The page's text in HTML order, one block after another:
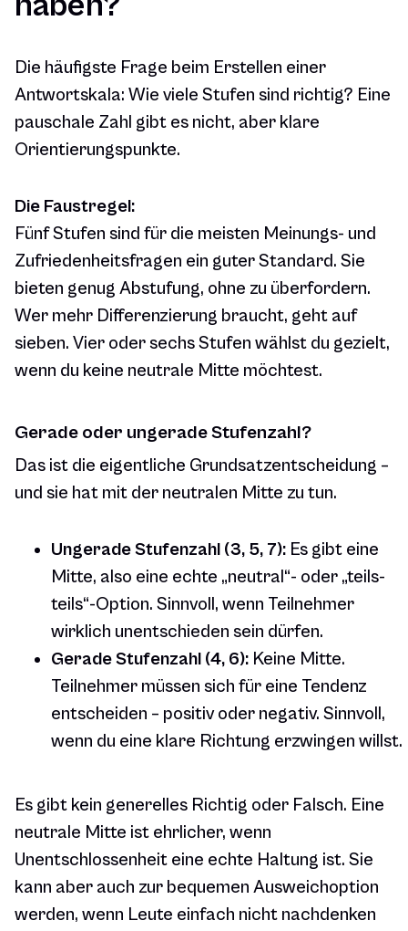
Die häufigste Frage beim Erstellen einer
Antwortskala: Wie viele Stufen sind richtig? Eine
pauschale Zahl gibt es nicht, aber klare
Orientierungspunkte.
Die Faustregel:
Fünf Stufen sind für die meisten Meinungs- und
Zufriedenheitsfragen ein guter Standard. Sie
bieten genug Abstufung, ohne zu überfordern.
Wer mehr Differenzierung braucht, geht auf
sieben. Vier oder sechs Stufen wählst du gezielt,
wenn du keine neutrale Mitte möchtest.
Gerade oder ungerade Stufenzahl?
Das ist die eigentliche Grundsatzentscheidung –
und sie hat mit der neutralen Mitte zu tun.
Ungerade Stufenzahl (3, 5, 7): Es gibt eine
Mitte, also eine echte „neutral“- oder „teils-
teils“-Option. Sinnvoll, wenn Teilnehmer
wirklich unentschieden sein dürfen.
Gerade Stufenzahl (4, 6): Keine Mitte.
Teilnehmer müssen sich für eine Tendenz
entscheiden – positiv oder negativ. Sinnvoll,
wenn du eine klare Richtung erzwingen willst.
Es gibt kein generelles Richtig oder Falsch. Eine
neutrale Mitte ist ehrlicher, wenn
Unentschlossenheit eine echte Haltung ist. Sie
kann aber auch zur bequemen Ausweichoption
werden, wenn Leute einfach nicht nachdenken